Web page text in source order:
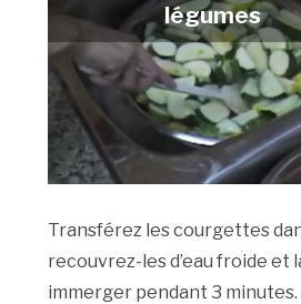
légumes
Transférez les courgettes
recouvrez-les d’eau froide et
immerger pendant 3 minutes.